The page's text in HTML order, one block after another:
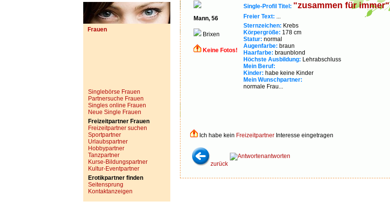
Frauen
Singlebörse Frauen
Partnersuche Frauen
Singles online Frauen
Neue Single Frauen
Freizeitpartner Frauen
Freizeitpartner suchen
Sportpartner
Urlaubspartner
Hobbypartner
Tanzpartner
Kurse-Bildungspartner
Kultur-Eventpartner
Erotikpartner finden
Seitensprung
Kontaktanzeigen
Mann, 56
Brixen
Keine Fotos!
Single-Profil Titel: "zusammen für immer"
Freier Text: ...
Sternzeichen: Krebs
Körpergröße: 178 cm
Statur: normal
Augenfarbe: braun
Haarfarbe: braunblond
Höchste Ausbildung: Lehrabschluss
Mein Beruf:
Kinder: habe keine Kinder
Mein Wunschpartner:
normale Frau...
Ich habe kein Freizeitpartner Interesse eingetragen
zurück
antworten